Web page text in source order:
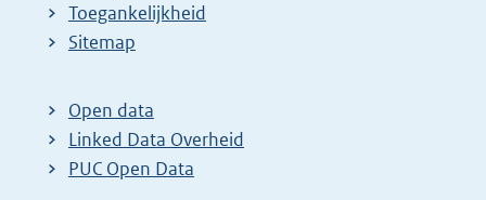
Toegankelijkheid
Sitemap
Open data
Linked Data Overheid
PUC Open Data